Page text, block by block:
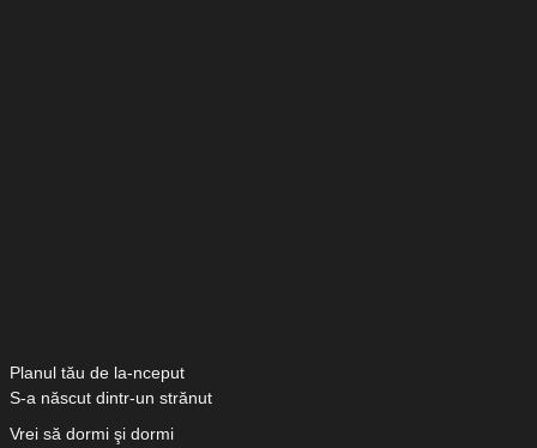
Planul tău de la-nceput
S-a născut dintr-un strănut
Vrei să dormi şi dormi